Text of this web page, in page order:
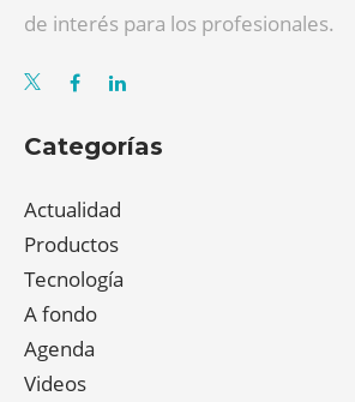
de interés para los profesionales.
Categorías
Actualidad
Productos
Tecnología
A fondo
Agenda
Videos